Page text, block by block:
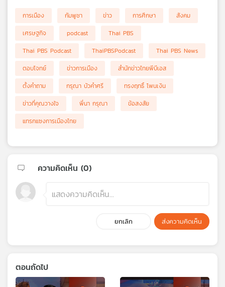
การเมือง กัมพูชา ข่าว การศึกษา
สังคม
เศรษฐกิจ
podcast
Thai PBS
Thai PBS Podcast
ThaiPBSPodcast
Thai PBS News
ตอบโจทย์
ข่าวการเมือง
สำนักข่าวไทยพีบีเอส
ตั้งคำถาม
กรุณา บัวคำศรี
ทรงฤทธิ์ โพนเงิน
ข่าวที่คุณวางใจ
พี่นา กรุณา
ข้อสงสัย
แทรกแซงการเมืองไทย
ความคิดเห็น (0)
ยกเลิก ส่งความคิดเห็น
ตอนถัดไป